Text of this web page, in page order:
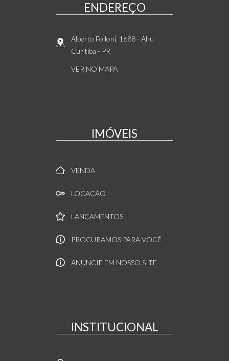
ENDEREÇO
Alberto Folloni, 1688- Ahu
Curitiba - PR
VER NO MAPA
IMÓVEIS
VENDA
LOCAÇÃO
LANÇAMENTOS
PROCURAMOS PARA VOCÊ
ANUNCIE EM NOSSO SITE
INSTITUCIONAL